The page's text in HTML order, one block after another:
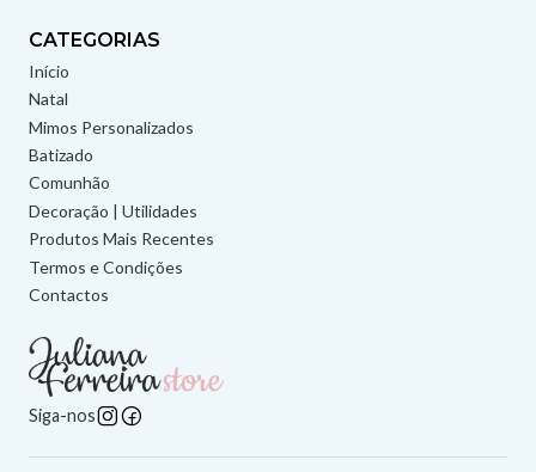
CATEGORIAS
Início
Natal
Mimos Personalizados
Batizado
Comunhão
Decoração | Utilidades
Produtos Mais Recentes
Termos e Condições
Contactos
Siga-nos